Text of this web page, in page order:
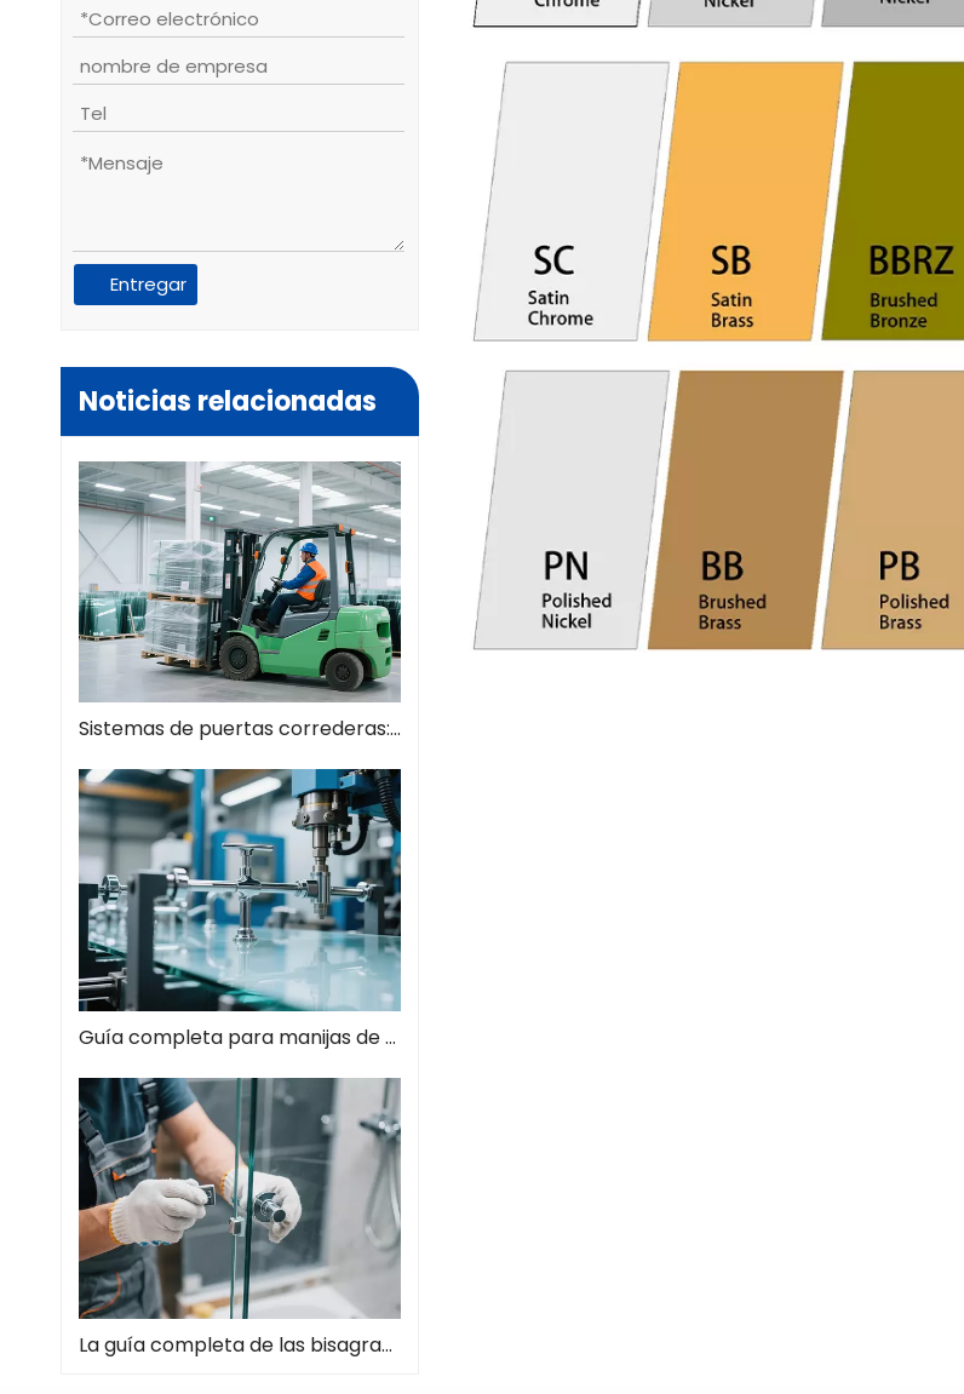
Entregar
Noticias relacionadas
Sistemas de puertas correderas: guía completa de soluciones espaciales modernas
Guía completa para manijas de tiros de vidrio: el estilo se encuentra con la función
La guía completa de las bisagras de la puerta de la ducha: tipos, instalación y mantenimiento